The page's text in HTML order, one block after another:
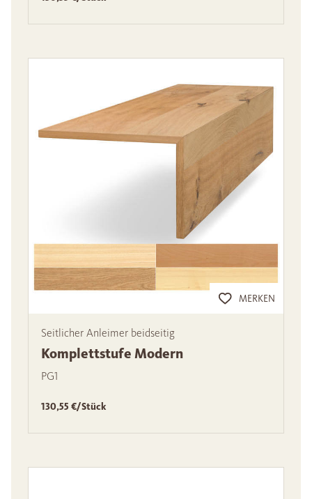
MERKEN
Seitlicher Anleimer beidseitig
Komplettstufe Modern
PG1
130,55 €/Stück